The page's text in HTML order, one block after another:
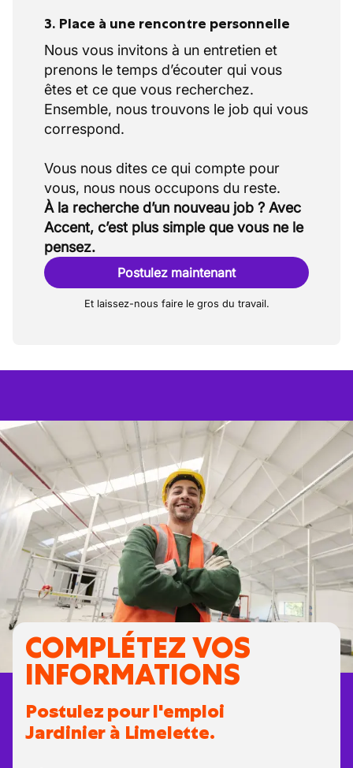
3. Place à une rencontre personnelle
Nous vous invitons à un entretien et
prenons le temps d’écouter qui vous
êtes et ce que vous recherchez.
Ensemble, nous trouvons le job qui vous
correspond.
Vous nous dites ce qui compte pour
À la recherche d’un nouveau job ? Avec
Accent, c’est plus simple que vous ne le
pensez.
Postulez maintenant
Et laissez-nous faire le gros du travail.
COMPLÉTEZ VOS
INFORMATIONS
Postulez pour l'emploi
Jardinier à Limelette.